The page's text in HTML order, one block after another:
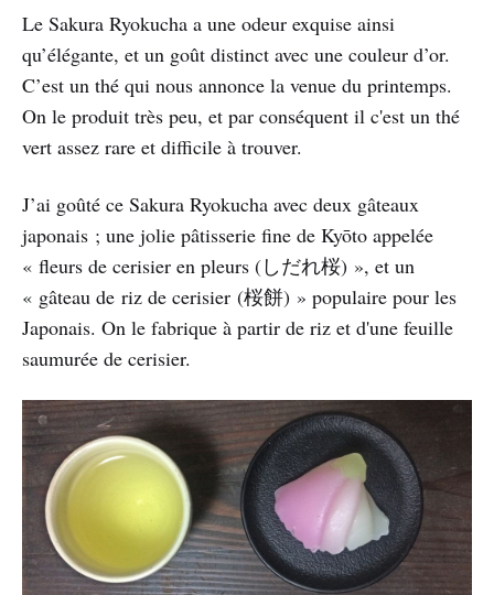
Le Sakura Ryokucha a une odeur exquise ainsi
qu’élégante, et un goût distinct avec une couleur d’or.
C’est un thé qui nous annonce la venue du printemps.
On le produit très peu, et par conséquent il c'est un thé
vert assez rare et difficile à trouver.
J’ai goûté ce Sakura Ryokucha avec deux gâteaux
japonais ; une jolie pâtisserie fine de Kyōto appelée
« fleurs de cerisier en pleurs (しだれ桜) », et un
« gâteau de riz de cerisier (桜餅) » populaire pour les
Japonais. On le fabrique à partir de riz et d'une feuille
saumurée de cerisier.